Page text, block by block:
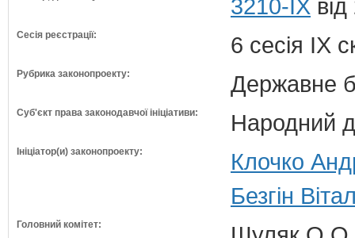
3210-ІХ
Сесія реєстрації: 6 сесія IX
Рубрика законопроекту: Державне
Суб'єкт права законодавчої ініціативи: Народний
Ініціатор(и) законопроекту:
Клочко
Безгін
Головний комітет: